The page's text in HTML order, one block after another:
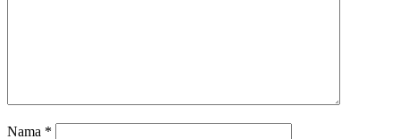
Nama *